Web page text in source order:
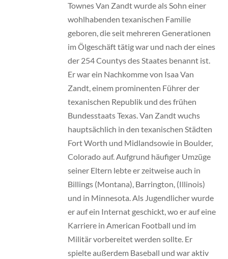
Townes Van Zandt wurde als Sohn einer
wohlhabenden texanischen Familie
geboren, die seit mehreren Generationen
im Ölgeschäft tätig war und nach der eines
der 254 Countys des Staates benannt ist.
Er war ein Nachkomme von Isaa Van
Zandt, einem prominenten Führer der
texanischen Republik und des frühen
Bundesstaats Texas. Van Zandt wuchs
hauptsächlich in den texanischen Städten
Fort Worth und Midlandsowie in Boulder,
Colorado auf. Aufgrund häufiger Umzüge
seiner Eltern lebte er zeitweise auch in
Billings (Montana), Barrington, (Illinois)
und in Minnesota. Als Jugendlicher wurde
er auf ein Internat geschickt, wo er auf eine
Karriere in American Football und im
Militär vorbereitet werden sollte. Er
spielte außerdem Baseball und war aktiv